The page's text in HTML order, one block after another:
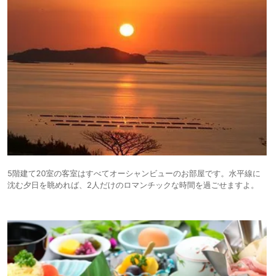
5階建て20室の客室はすべてオーシャンビューのお部屋です。水平線に
沈む夕日を眺めれば、2人だけのロマンチックな時間を過ごせますよ。